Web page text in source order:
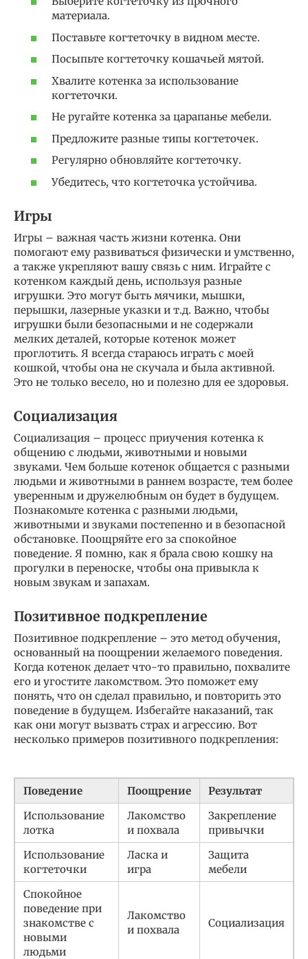
материала.
Поставьте когтеточку в видном месте.
Посыпьте когтеточку кошачьей мятой.
Хвалите котенка за использование
когтеточки.
Не ругайте котенка за царапанье мебели.
Предложите разные типы когтеточек.
Регулярно обновляйте когтеточку.
Убедитесь, что когтеточка устойчива.
Игры
Игры – важная часть жизни котенка. Они
помогают ему развиваться физически и умственно,
а также укрепляют вашу связь с ним. Играйте с
котенком каждый день, используя разные
игрушки. Это могут быть мячики, мышки,
перышки, лазерные указки и т.д. Важно, чтобы
игрушки были безопасными и не содержали
мелких деталей, которые котенок может
проглотить. Я всегда стараюсь играть с моей
кошкой, чтобы она не скучала и была активной.
Это не только весело, но и полезно для ее здоровья.
Социализация
Социализация – процесс приучения котенка к
общению с людьми, животными и новыми
звуками. Чем больше котенок общается с разными
людьми и животными в раннем возрасте, тем более
уверенным и дружелюбным он будет в будущем.
Познакомьте котенка с разными людьми,
животными и звуками постепенно и в безопасной
обстановке. Поощряйте его за спокойное
поведение. Я помню, как я брала свою кошку на
прогулки в переноске, чтобы она привыкла к
новым звукам и запахам.
Позитивное подкрепление
Позитивное подкрепление – это метод обучения,
основанный на поощрении желаемого поведения.
Когда котенок делает что-то правильно, похвалите
его и угостите лакомством. Это поможет ему
понять, что он сделал правильно, и повторить это
поведение в будущем. Избегайте наказаний, так
как они могут вызвать страх и агрессию. Вот
несколько примеров позитивного подкрепления:
Поведение Поощрение
Результат
Использование
лотка
Лакомство
и похвала
Закрепление
привычки
Использование
когтеточки
Ласка и
игра
Защита
мебели
Спокойное
поведение при
знакомстве с
новыми
людьми
Лакомство
и похвала
Социализация